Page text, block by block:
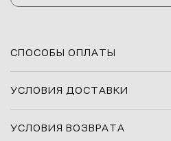
СПОСОБЫ ОПЛАТЫ
УСЛОВИЯ ДОСТАВКИ
УСЛОВИЯ ВОЗВРАТА